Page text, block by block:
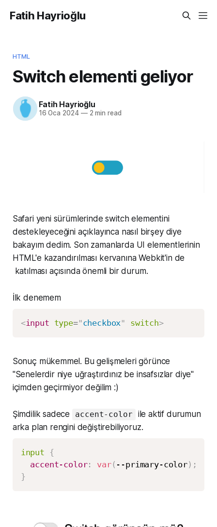
Fatih Hayrioğlu
HTML
Switch elementi geliyor
Fatih Hayrioğlu
16 Oca 2024 —2 min read
Safari yeni sürümlerinde switch elementini
destekleyeceğini açıklayınca nasıl birşey diye
bakayım dedim. Son zamanlarda UI elementlerinin
HTML'e kazandırılması kervanına Webkit'in de
katılması açısında önemli bir durum.
İlk denemem
<input type="checkbox " switch>
Sonuç mükemmel. Bu gelişmeleri görünce
"Senelerdir niye uğraştırdınız be insafsızlar diye"
içimden geçirmiyor değilim :)
Şimdilik sadece accent-color
ile aktif durumun
arka plan rengini değiştirebiliyoruz.
input
{
accent-color: var( --primary-color) ;
}